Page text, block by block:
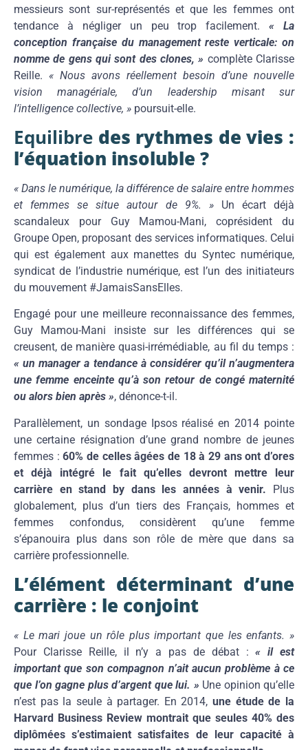
messieurs sont sur-représentés et que les femmes ont
tendance à négliger un peu trop facilement.« La
conception française du management reste verticale: on
nomme de gens qui sont des clones, » complète Clarisse
Reille. « Nous avons réellement besoin d’une nouvelle
vision managériale, d’un leadership misant sur
l’intelligence collective, » poursuit-elle.
Equilibre des rythmes de vies :
l’équation insoluble ?
« Dans le numérique, la différence de salaire entre hommes
et femmes se situe autour de 9%. »Un écart déjà
scandaleux pour Guy Mamou-Mani, coprésident du
Groupe Open, proposant des services informatiques. Celui
qui est également aux manettes du Syntec numérique,
syndicat de l’industrie numérique, est l’un des initiateurs
du mouvement #JamaisSansElles.
Engagé pour une meilleure reconnaissance des femmes,
Guy Mamou-Mani insiste sur les différences qui se
creusent, de manière quasi-irrémédiable, au fil du temps :
« un manager a tendance à considérer qu’il n’augmentera
une femme enceinte qu’à son retour de congé maternité
ou alors bien après », dénonce-t-il.
Parallèlement, un sondage Ipsos réalisé en 2014 pointe
une certaine résignation d’une grand nombre de jeunes
femmes :60% de celles âgées de 18 à 29 ans ont d’ores
et déjà intégré le fait qu’elles devront mettre leur
carrière en stand by dans les années à venir. Plus
globalement, plus d’un tiers des Français, hommes et
femmes confondus, considèrent qu’une femme
s’épanouira plus dans son rôle de mère que dans sa
carrière professionnelle.
L’élément déterminant d’une
carrière : le conjoint
« Le mari joue un rôle plus important que les enfants. »
Pour Clarisse Reille, il n’y a pas de débat :« il est
important que son compagnon n’ait aucun problème à ce
que l’on gagne plus d’argent que lui. » Une opinion qu’elle
n’est pas la seule à partager. En 2014,une étude de la
Harvard Business Review montrait que seules 40% des
diplômées s’estimaient satisfaites de leur capacité à